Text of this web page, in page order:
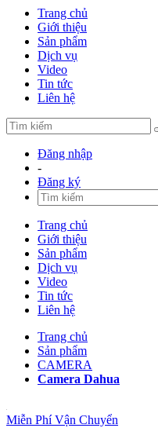
Trang chủ
Giới thiệu
Sản phẩm
Dịch vụ
Video
Tin tức
Liên hệ
Đăng nhập
-
Đăng ký
Trang chủ
Giới thiệu
Sản phẩm
Dịch vụ
Video
Tin tức
Liên hệ
Trang chủ
Sản phẩm
CAMERA
Camera Dahua
Miễn Phí Vận Chuyển